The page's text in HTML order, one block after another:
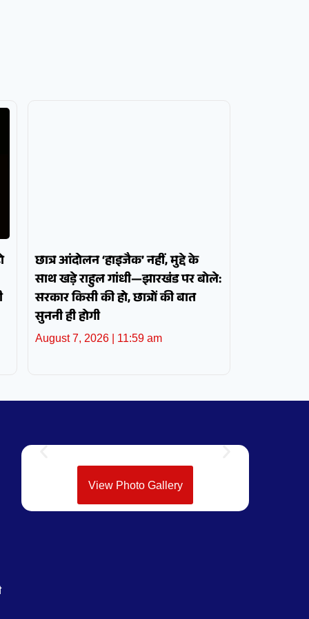
छात्र आंदोलन ‘हाइजैक’ नहीं, मुद्दे के
साथ खड़े राहुल गांधी—झारखंड पर बोले:
सरकार किसी की हो, छात्रों की बात
सुननी ही होगी
August 7, 2026 11:59 am
View Photo Gallery